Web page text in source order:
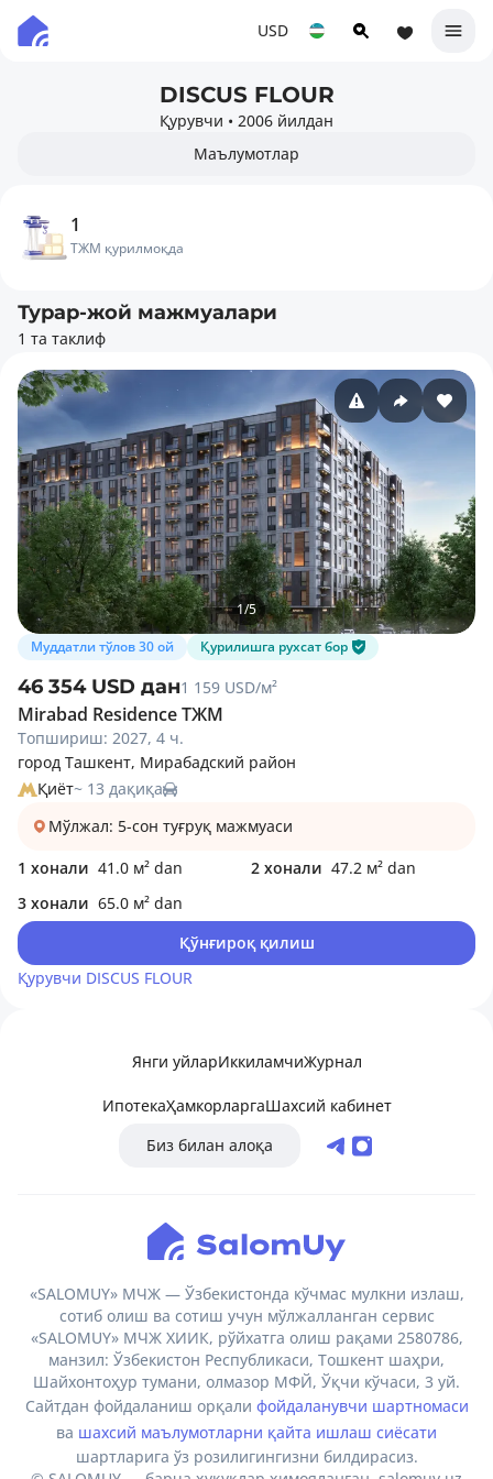
USD
DISCUS FLOUR
Қурувчи • 2006 йилдан
Маълумотлар
1
ТЖМ қурилмоқда
Турар-жой мажмуалари
1 та таклиф
1/5
Муддатли тўлов 30 ой
Қурилишга рухсат бор
46 354 USD дан1 159 USD/м²
Mirabad Residence ТЖМ
Топшириш: 2027, 4 ч.
город Ташкент, Мирабадский район
Қиёт~ 13 дақиқа
Мўлжал: 5-сон туғруқ мажмуаси
1 хонали 41.0 м² dan 2 хонали 47.2 м² dan
3 хонали 65.0 м² dan
Қўнғироқ қилиш
Қурувчи DISCUS FLOUR
Янги уйларИккиламчиЖурнал
ИпотекаҲамкорларгаШахсий кабинет
Биз билан алоқа
«SALOMUY» МЧЖ — Ўзбекистонда кўчмас мулкни излаш,
сотиб олиш ва сотиш учун мўлжалланган сервис
«SALOMUY» МЧЖ ХИИК, рўйхатга олиш рақами 2580786,
манзил: Ўзбекистон Республикаси, Тошкент шаҳри,
Шайхонтоҳур тумани, олмазор МФЙ, Ўқчи кўчаси, 3 уй.
Сайтдан фойдаланиш орқали фойдаланувчи шартномаси
ва шахсий маълумотларни қайта ишлаш сиёсати
шартларига ўз розилигингизни билдирасиз.